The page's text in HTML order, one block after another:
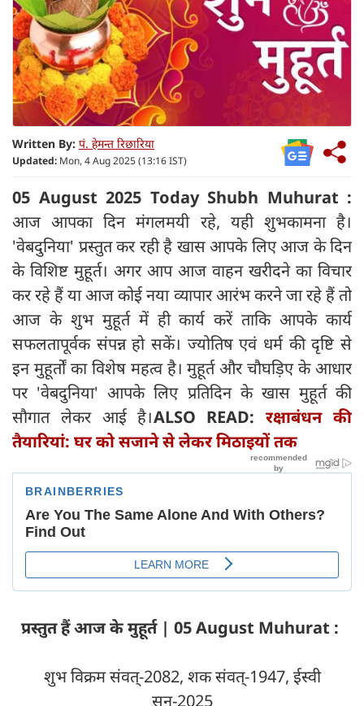
Written By: पं. हेमन्त रिछारिया
Updated: Mon, 4 Aug 2025 (13:16 IST)
05 August 2025 Today Shubh Muhurat :
आज आपका दिन मंगलमयी रहे, यही शुभकामना है।
'वेबदुनिया' प्रस्तुत कर रही है खास आपके लिए आज के दिन
के विशिष्ट मुहूर्त। अगर आप आज वाहन खरीदने का विचार
कर रहे हैं या आज कोई नया व्यापार आरंभ करने जा रहे हैं तो
आज के शुभ मुहूर्त में ही कार्य करें ताकि आपके कार्य
सफलतापूर्वक संपन्न हो सकें। ज्योतिष एवं धर्म की दृष्टि से
इन मुहूर्तों का विशेष महत्व है। मुहूर्त और चौघड़िए के आधार
पर 'वेबदुनिया' आपके लिए प्रतिदिन के खास मुहूर्त की
सौगात लेकर आई है।ALSO READ:रक्षाबंधन की
तैयारियां: घर को सजाने से लेकर मिठाइयों तक
प्रस्तुत हैं आज के मुहूर्त | 05 August Muhurat :
शुभ विक्रम संवत्-2082, शक संवत्-1947, ईस्वी
सन्-2025